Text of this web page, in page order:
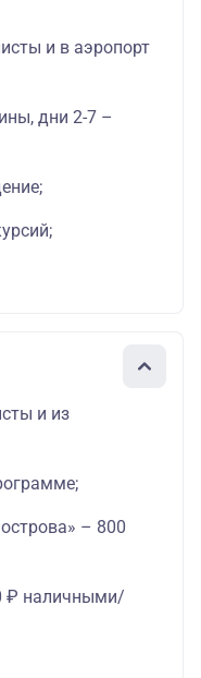
и в аэропорт
дни 2-7 –
и из
– 800
₽ наличными/